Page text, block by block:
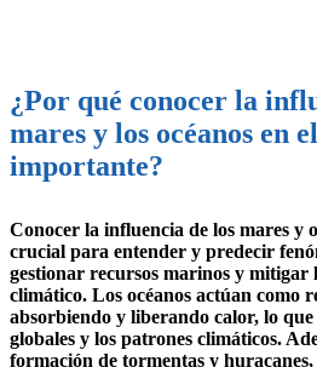
¿Por qué conocer la
mares y los océanos en
importante?
Conocer la influencia de los mares y
crucial para entender y predecir
gestionar recursos marinos y mitigar
climático. Los océanos actúan como
absorbiendo y liberando calor, lo
globales y los patrones climáticos.
formación de tormentas y